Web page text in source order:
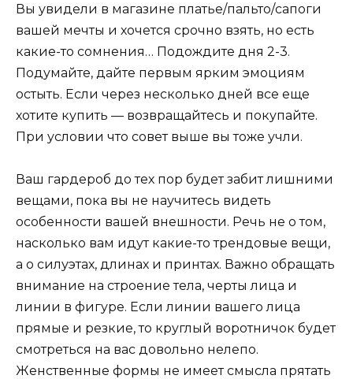
Вы увидели в магазине платье/пальто/сапоги
вашей мечты и хочется срочно взять, но есть
какие-то сомнения… Подождите дня 2-3.
Подумайте, дайте первым ярким эмоциям
остыть. Если через несколько дней все еще
хотите купить — возвращайтесь и покупайте.
При условии что совет выше вы тоже учли.
Ваш гардероб до тех пор будет забит лишними
вещами, пока вы не научитесь видеть
особенности вашей внешности. Речь не о том,
насколько вам идут какие-то трендовые вещи,
а о силуэтах, длинах и принтах. Важно обращать
внимание на строение тела, черты лица и
линии в фигуре. Если линии вашего лица
прямые и резкие, то круглый воротничок будет
смотреться на вас довольно нелепо.
Женственные формы не имеет смысла прятать